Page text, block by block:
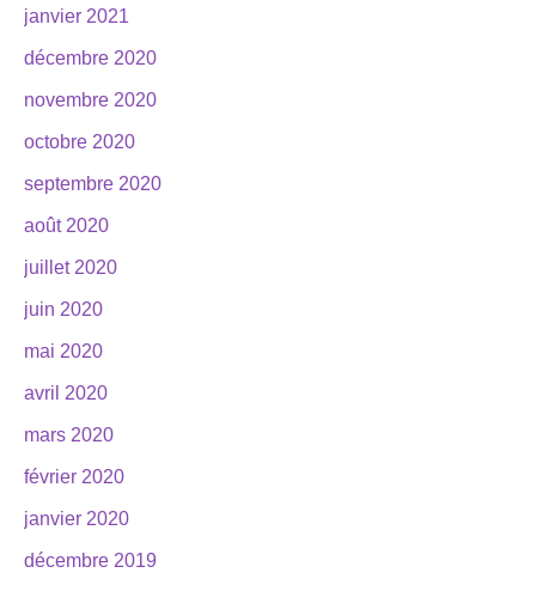
janvier 2021
décembre 2020
novembre 2020
octobre 2020
septembre 2020
août 2020
juillet 2020
juin 2020
mai 2020
avril 2020
mars 2020
février 2020
janvier 2020
décembre 2019